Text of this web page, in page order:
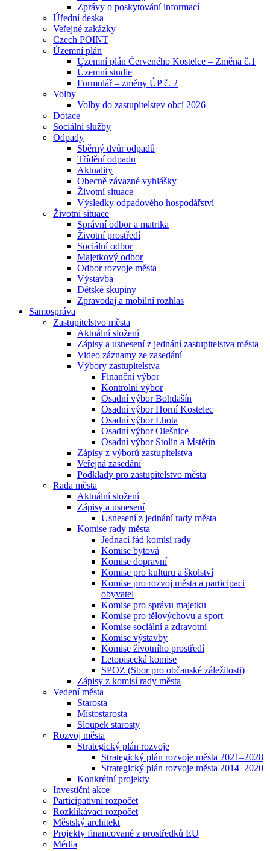
Zprávy o poskytování informací
Úřední deska
Veřejné zakázky
Czech POINT
Územní plán
Územní plán Červeného Kostelce – Změna č.1
Územní studie
Formulář – změny ÚP č. 2
Volby
Volby do zastupitelstev obcí 2026
Dotace
Sociální služby
Odpady
Sběrný dvůr odpadů
Třídění odpadu
Aktuality
Obecně závazné vyhlášky
Životní situace
Výsledky odpadového hospodářství
Životní situace
Správní odbor a matrika
Životní prostředí
Sociální odbor
Majetkový odbor
Odbor rozvoje města
Výstavba
Dětské skupiny
Zpravodaj a mobilní rozhlas
Samospráva
Zastupitelstvo města
Aktuální složení
Zápisy a usnesení z jednání zastupitelstva města
Video záznamy ze zasedání
Výbory zastupitelstva
Finanční výbor
Kontrolní výbor
Osadní výbor Bohdašín
Osadní výbor Horní Kostelec
Osadní výbor Lhota
Osadní výbor Olešnice
Osadní výbor Stolín a Mstětín
Zápisy z výborů zastupitelstva
Veřejná zasedání
Podklady pro zastupitelstvo města
Rada města
Aktuální složení
Zápisy a usnesení
Usnesení z jednání rady města
Komise rady města
Jednací řád komisí rady
Komise bytová
Komise dopravní
Komise pro kulturu a školství
Komise pro rozvoj města a participaci
obyvatel
Komise pro správu majetku
Komise pro tělovýchovu a sport
Komise sociální a zdravotní
Komise výstavby
Komise životního prostředí
Letopisecká komise
SPOZ (Sbor pro občanské záležitosti)
Zápisy z komisí rady města
Vedení města
Starosta
Místostarosta
Sloupek starosty
Rozvoj města
Strategický plán rozvoje
Strategický plán rozvoje města 2021–2028
Strategický plán rozvoje města 2014–2020
Konkrétní projekty
Investiční akce
Participativní rozpočet
Rozklikávací rozpočet
Městský architekt
Projekty financované z prostředků EU
Média